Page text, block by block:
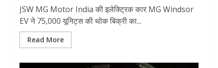
JSW MG Motor India की इलेक्ट्रिक कार MG Windsor
EV ने 75,000 यूनिट्स की थोक बिक्री का...
Read More